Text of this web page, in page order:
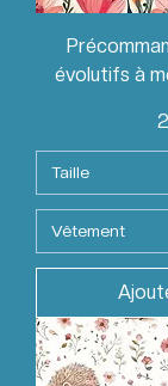
évolutifs à